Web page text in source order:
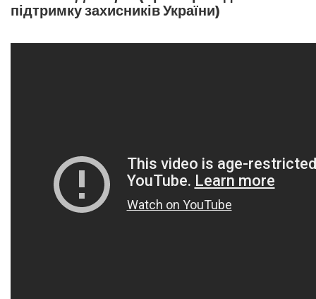
підтримку захисників України)